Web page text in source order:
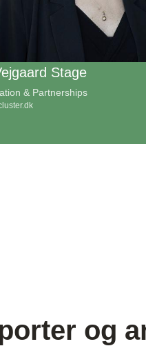
Stage
& Partnerships
og